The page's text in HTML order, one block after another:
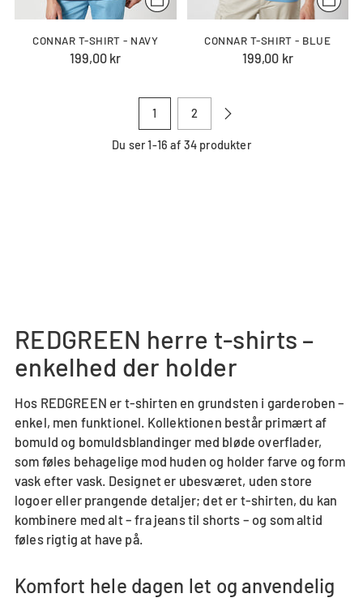
CONNAR T-SHIRT - NAVY
199,00 kr
CONNAR T-SHIRT - BLUE
199,00 kr
1 2
Du ser 1-16 af 34 produkter
REDGREEN herre t-shirts –
enkelhed der holder
Hos REDGREEN er t-shirten en grundsten i garderoben –
enkel, men funktionel. Kollektionen består primært af
bomuld og bomuldsblandinger med bløde overflader,
som føles behagelige mod huden og holder farve og form
vask efter vask. Designet er ubesværet, uden store
logoer eller prangende detaljer; det er t-shirten, du kan
kombinere med alt – fra jeans til shorts – og som altid
føles rigtig at have på.
Komfort hele dagen let og anvendelig